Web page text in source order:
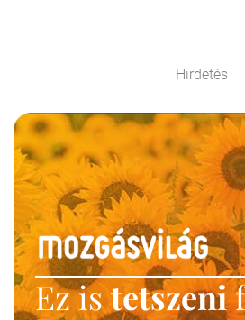
Hirdetés
Ez istetszeni